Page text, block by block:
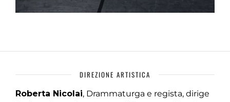
DIREZIONE ARTISTICA
Roberta Nicolai, Drammaturga e regista, dirige